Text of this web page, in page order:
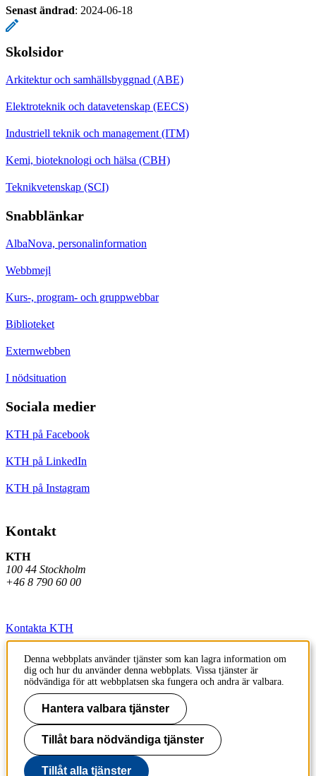
Senast ändrad: 2024-06-18
Skolsidor
Arkitektur och samhällsbyggnad (ABE)
Elektroteknik och datavetenskap (EECS)
Industriell teknik och management (ITM)
Kemi, bioteknologi och hälsa (CBH)
Teknikvetenskap (SCI)
Snabblänkar
AlbaNova, personalinformation
Webbmejl
Kurs-, program- och gruppwebbar
Biblioteket
Externwebben
I nödsituation
Sociala medier
KTH på Facebook
KTH på LinkedIn
KTH på Instagram
Kontakt
KTH
100 44 Stockholm
+46 8 790 60 00
Kontakta KTH
Jobba på KTH
Press och media
Faktura och betalning KTH
Om KTH:s webbplatser
Tillgänglighetsredogörelse
Denna webbplats använder tjänster som kan lagra information om
dig och hur du använder denna webbplats. Vissa tjänster är
nödvändiga för att webbplatsen ska fungera och andra är valbara.
Hantera valbara tjänster
Tillåt bara nödvändiga tjänster
Tillåt alla tjänster